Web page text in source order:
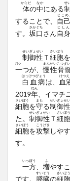
体
からだ
の中
なか
にある
せ
することで、
自
じこめ
す。 坂口
さかぐち
さん自身
じしん
制御
せいぎょ
性
せい
Ｔ細胞
さいぼう
を
一
ひと
つが、慢性骨
まんせいこつず
白血病
はっけつびょう
は、 血
けつえ
2019年
ねん
、イマチ
細胞
さいぼう
を守
まも
る制御
せいぎょ
性
せい
た。 制御
せいぎょ
性
せい
Ｔ細胞
さいぼう
細胞
さいぼう
を攻撃
こうげき
しや
す。
一方
いっぽう
増
ふ
やす
です。 膵臓
すいぞう
の細胞
さいぼう